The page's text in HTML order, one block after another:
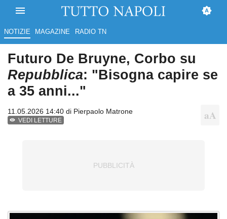
NOTIZIE MAGAZINE RADIO TN
Futuro De Bruyne, Corbo su
Repubblica: "Bisogna capire se
a 35 anni..."
11.05.2026 14:40 di Pierpaolo Matrone
VEDI LETTURE